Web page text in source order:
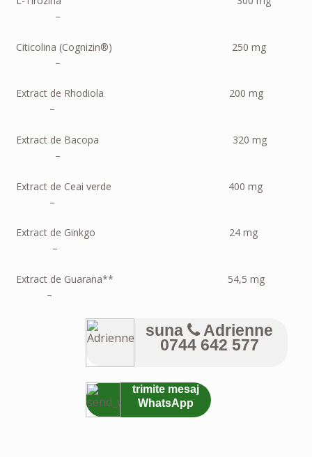
–
Citicolina (Cognizin®) 250 mg
–
Extract de Rhodiola 200 mg
–
Extract de Bacopa 320 mg
–
Extract de Ceai verde 400 mg
–
Extract de Ginkgo 24 mg
–
Extract de Guarana** 54,5 mg
–
suna
Adrienne
0744 642 577
trimite mesaj
WhatsApp